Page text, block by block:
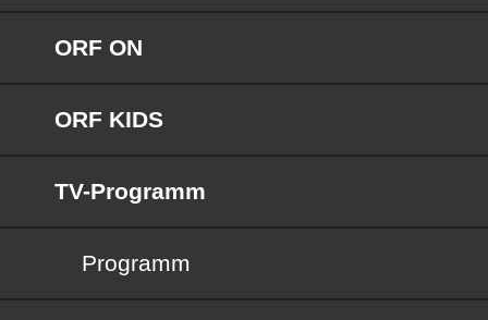
ORF ON
ORF KIDS
TV-Programm
Programm